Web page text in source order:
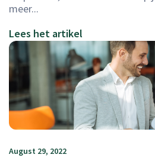
meer...
Lees het artikel
August 29, 2022